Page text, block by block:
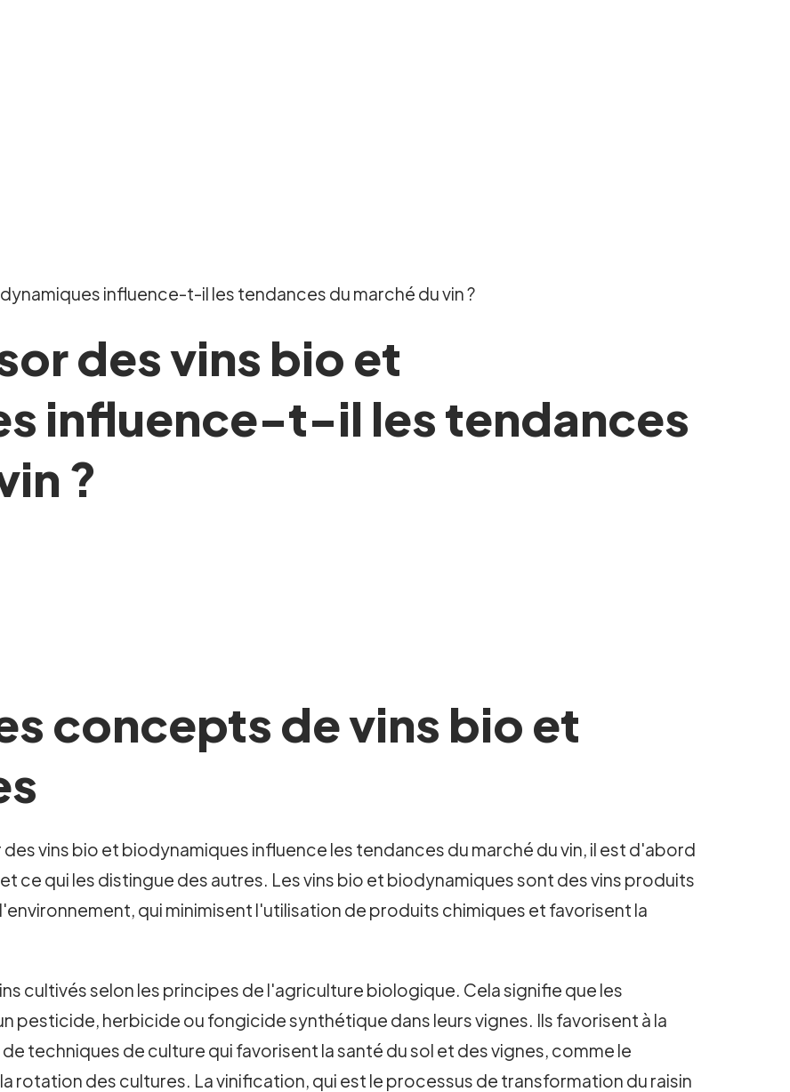
influence-t-il les tendances du marché du vin ?
des vins bio et
influence-t-il les tendances
?
concepts de vins bio et
vins bio et biodynamiques influence les tendances du marché du vin, il est d'abord
ce qui les distingue des autres. Les vins bio et biodynamiques sont des vins produits
qui minimisent l'utilisation de produits chimiques et favorisent la
cultivés selon les principes de l'agriculture biologique. Cela signifie que les
pesticide, herbicide ou fongicide synthétique dans leurs vignes. Ils favorisent à la
techniques de culture qui favorisent la santé du sol et des vignes, comme le
rotation des cultures. La vinification, qui est le processus de transformation du raisin